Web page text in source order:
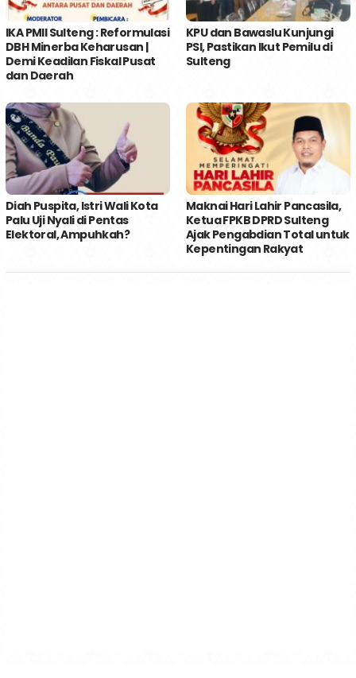
IKA PMII Sulteng : Reformulasi
DBH Minerba Keharusan |
Demi Keadilan Fiskal Pusat
dan Daerah
KPU dan Bawaslu Kunjungi
PSI, Pastikan Ikut Pemilu di
Sulteng
Diah Puspita, Istri Wali Kota
Palu Uji Nyali di Pentas
Elektoral, Ampuhkah?
Maknai Hari Lahir Pancasila,
Ketua FPKB DPRD Sulteng
Ajak Pengabdian Total untuk
Kepentingan Rakyat